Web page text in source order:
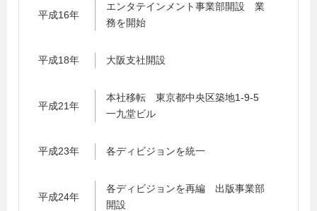
平成16年
エンタテインメント事業部開設 業
務を開始
平成18年 大阪支社開設
平成21年
本社移転 東京都中央区築地1-9-5
一九堂ビル
平成23年 各ディビジョンを統一
平成24年
各ディビジョンを再編 出版事業部
開設